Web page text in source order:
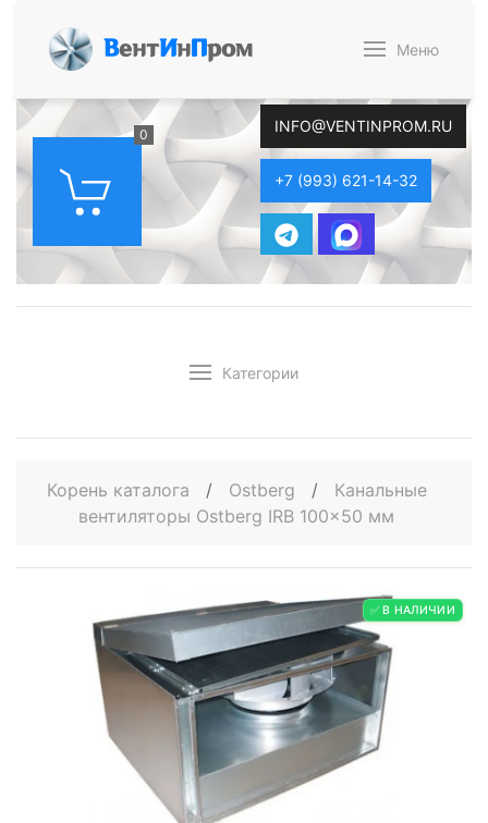
ВентИнПром Меню
0 INFO@VENTINPROM.RU
+7 (993) 621-14-32
Категории
Корень каталога / Ostberg /
Канальные
вентиляторы Ostberg IRB 100x50 мм
✅ В НАЛИЧИИ